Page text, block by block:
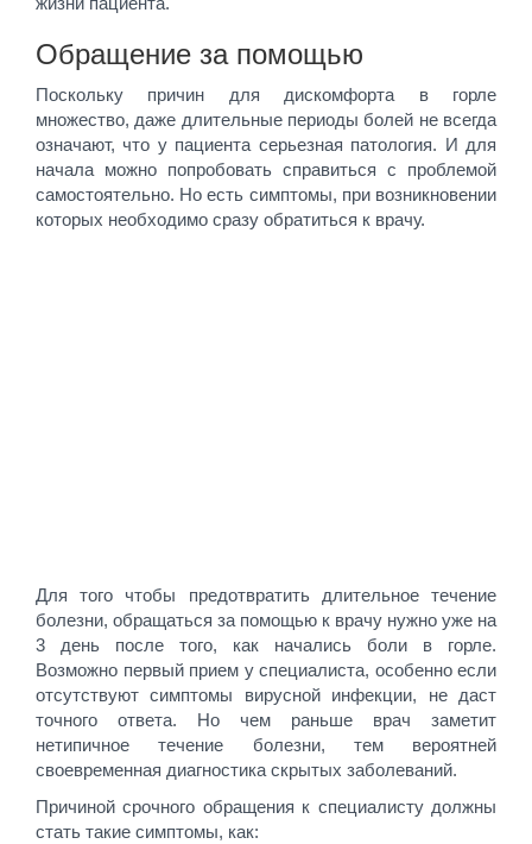
Обращение за помощью
Поскольку причин для дискомфорта в горле
множество, даже длительные периоды болей не всегда
означают, что у пациента серьезная патология. И для
начала можно попробовать справиться с проблемой
самостоятельно. Но есть симптомы, при возникновении
которых необходимо сразу обратиться к врачу.
Для того чтобы предотвратить длительное течение
болезни, обращаться за помощью к врачу нужно уже на
3 день после того, как начались боли в горле.
Возможно первый прием у специалиста, особенно если
отсутствуют симптомы вирусной инфекции, не даст
точного ответа. Но чем раньше врач заметит
нетипичное течение болезни, тем вероятней
своевременная диагностика скрытых заболеваний.
Причиной срочного обращения к специалисту должны
стать такие симптомы, как: